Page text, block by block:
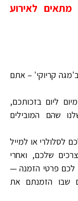
מתאים לאירוע
קריוקי' – אתם
ליום בזכותכם,
שהם המובילים
לסלולרי או למייל
שלכם, ואחרי
לכם פרטי הזמנה —
שבו הזמנתם את